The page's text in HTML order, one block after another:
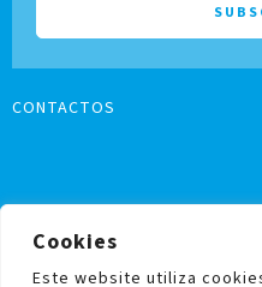
Cookies
Este website utiliza
CONTACTOS